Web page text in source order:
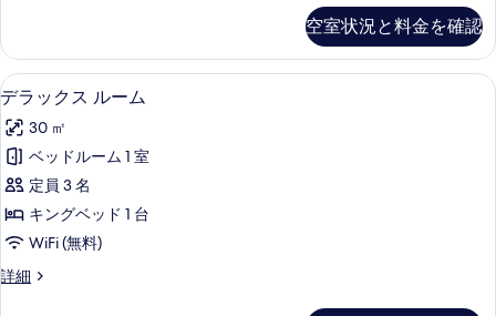
て
の
写
真
を
表
示
る
の
す
べ
て
の
写
真
を
表
ー
ル
サ
ド
の
詳
細
空室状況と料金を確認
デ
ラ
ッ
ク
ス
ル
ム
羽毛の掛け布団、ミニバー、セーフ
5
デラックス ルーム
30 ㎡
ベッドルーム 1 室
定員 3 名
キングベッド 1 台
WiFi (無料)
詳細
デ